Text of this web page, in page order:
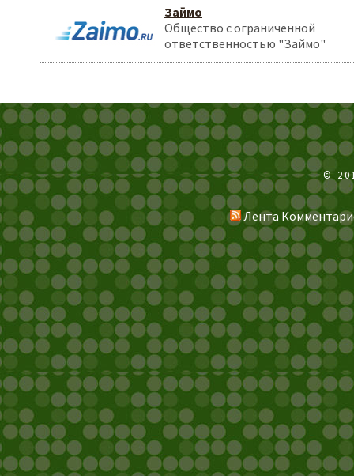
Займо
Общество с ограниченной
ответственностью "Займо"
©
Лента